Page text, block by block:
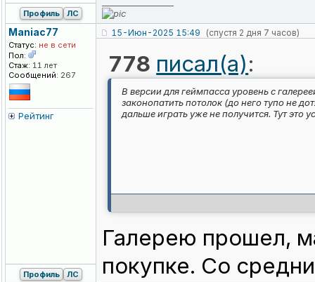
Профиль ЛС
Maniac77
Статус: не в сети
Пол:
Стаж: 11 лет
Сообщений: 267
Рейтинг
15-Июн-2025 15:49 (спустя 2 дня 7 часов)
778 писал(а):
В версии для геймпасса уровень с
законопатить потолок (до него тупо не
дальше играть уже не получится. Тут это
Галерею прошел,
покупке. Со
Профиль ЛС